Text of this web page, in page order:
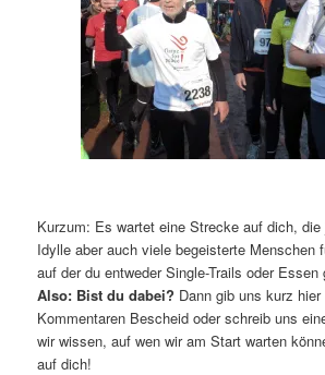
Kurzum: Es wartet eine Strecke auf dich,
Idylle aber auch viele begeisterte Menschen
auf der du entweder Single-Trails oder
Also: Bist du dabei? Dann gib uns kurz hier
Kommentaren Bescheid oder schreib uns
wir wissen, auf wen wir am Start warten
auf dich!